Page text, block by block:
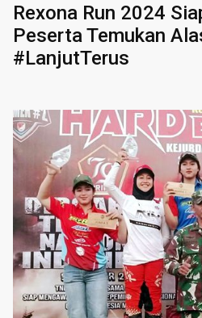
Rexona Run 2024
Peserta Temukan
#LanjutTerus